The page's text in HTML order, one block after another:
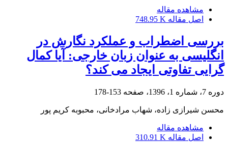
مشاهده مقاله
اصل مقاله 748.95 K
بررسی اضطراب و عملکرد نگارش در
انگلیسی به عنوان زبان خارجی: آیا کمال
گرایی تفاوتی ایجاد می کند؟
دوره 7، شماره 1، 1396، صفحه 153-178
محسن شیرازی زاده، شهاب مرادخانی، محبوبه کریم پور
مشاهده مقاله
اصل مقاله 310.91 K